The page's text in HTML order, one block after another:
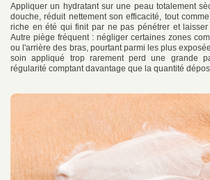
Appliquer un hydratant sur une peau totalement
douche, réduit nettement son efficacité, tout
riche en été qui finit par ne pas pénétrer et
Autre piège fréquent : négliger certaines zones
ou l'arrière des bras, pourtant parmi les plus
soin appliqué trop rarement perd une grande
régularité comptant davantage que la quantité